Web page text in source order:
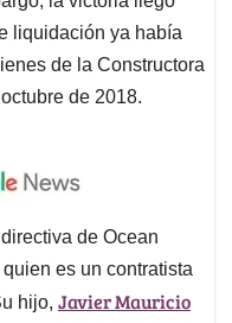
liquidación ya había
de la Constructora
de 2018.
de Ocean
es un contratista
hijo, Javier Mauricio